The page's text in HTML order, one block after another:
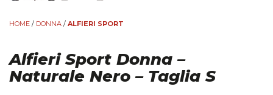
HOME / DONNA / ALFIERI SPORT
Alfieri Sport Donna –
Naturale Nero – Taglia S